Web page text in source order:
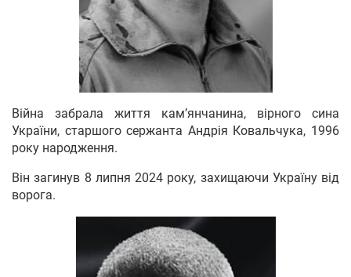
Війна забрала життя кам’янчанина, вірного сина
України, старшого сержанта Андрія Ковальчука, 1996
року народження.
Він загинув 8 липня 2024 року, захищаючи Україну від
ворога.